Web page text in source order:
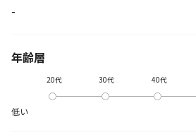
-
年齢層
低い
20代 30代 40代